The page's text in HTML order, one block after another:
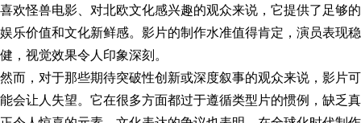
喜欢怪兽电影、对北欧文化感兴趣的观众来说，它提供了足够的
娱乐价值和文化新鲜感。影片的制作水准值得肯定，演员表现稳
健，视觉效果令人印象深刻。
然而，对于那些期待突破性创新或深度叙事的观众来说，影片可
能会让人失望。它在很多方面都过于遵循类型片的惯例，缺乏真